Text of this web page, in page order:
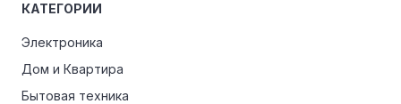
КАТЕГОРИИ
Электроника
Дом и Квартира
Бытовая техника